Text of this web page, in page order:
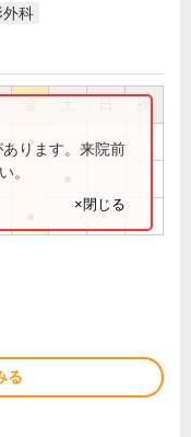
外科
祝
●
ります。来院前
。
×閉じる
る